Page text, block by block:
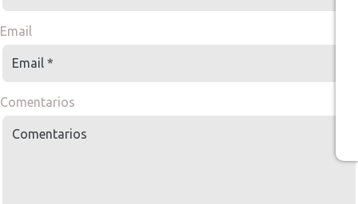
Email
Comentarios